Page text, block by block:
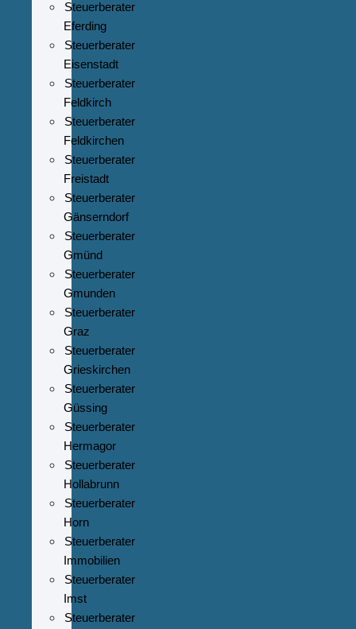
Steuerberater
Eferding
Steuerberater
Eisenstadt
Steuerberater
Feldkirch
Steuerberater
Feldkirchen
Steuerberater
Freistadt
Steuerberater
Gänserndorf
Steuerberater
Gmünd
Steuerberater
Gmunden
Steuerberater
Graz
Steuerberater
Grieskirchen
Steuerberater
Güssing
Steuerberater
Hermagor
Steuerberater
Hollabrunn
Steuerberater
Horn
Steuerberater
Immobilien
Steuerberater
Imst
Steuerberater